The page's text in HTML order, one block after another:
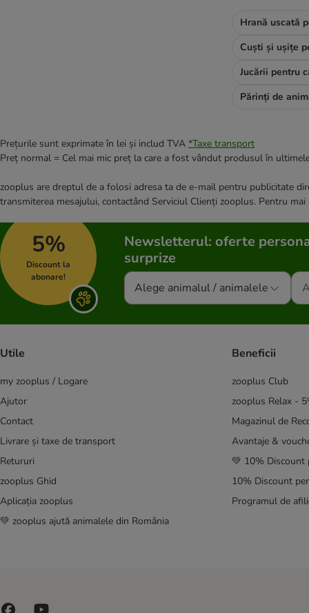
Lupo Sensitiv
PrimaDog
Nutriplus
Magnussons
Markus Mühle
mera
Monge
My Friend
Natura Diet
Natural Greatness
Opti Life
Optimanova
Pan Mięsko
Perfect Fit
Pitti Boris
Primal
Professional+
Purina ONE
★ Rosie's Farm
Hrană uscată
Cuști și ușițe
Jucării pentru
Prețurile sunt exprimate în lei și includ TVA *Taxe transport
Preț normal = Cel mai mic preț la care a fost vândut produsul în
zooplus are dreptul de a folosi adresa ta de e-mail pentru publicitate
transmiterea mesajului, contactând Serviciul Clienți zooplus. Pentru
5%
Discount la
abonare!
Newsletterul: oferte
surprize
Alege animalul / animalele
Utile
my zooplus / Logare
Ajutor
Contact
Livrare și taxe de transport
Retururi
zooplus Ghid
Aplicația zooplus
💚 zooplus ajută animalele din România
Beneficii
zooplus Club
zooplus Relax -
Magazinul de
Avantaje &
💚 10% Discount
10% Discount
Programul de